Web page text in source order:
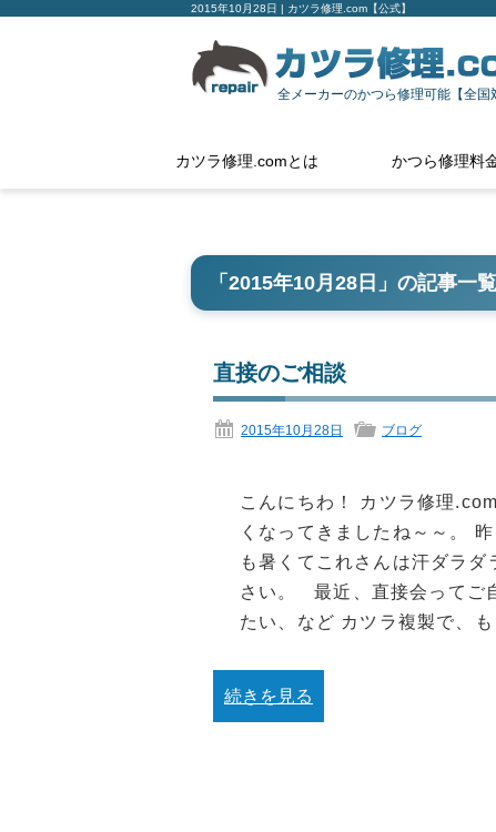
2015年10月28日 | カツラ修理.com【公式】
全メーカーのかつら修理可能【全国
カツラ修理.comとは かつら修理料
「 2015年10月28日 」の記事一覧
直接のご相談
2015年10月28日 ブログ
こんにちわ！ カツラ修理
くなってきましたね～～。
も暑くてこれさんは汗ダラ
さい。 最近、直接会ってご
たい、など カツラ複製で、
続きを見る